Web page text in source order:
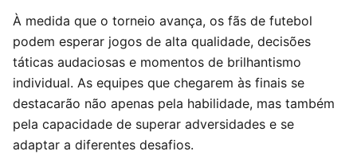
À medida que o torneio avança, os fãs de futebol
podem esperar jogos de alta qualidade, decisões
táticas audaciosas e momentos de brilhantismo
individual. As equipes que chegarem às finais se
destacarão não apenas pela habilidade, mas também
pela capacidade de superar adversidades e se
adaptar a diferentes desafios.